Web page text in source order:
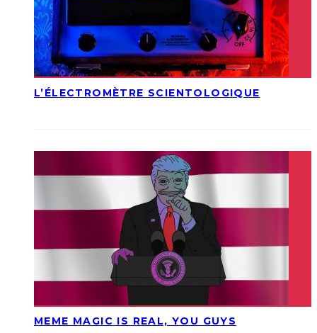
L’ÉLECTROMÈTRE SCIENTOLOGIQUE
MEME MAGIC IS REAL, YOU GUYS